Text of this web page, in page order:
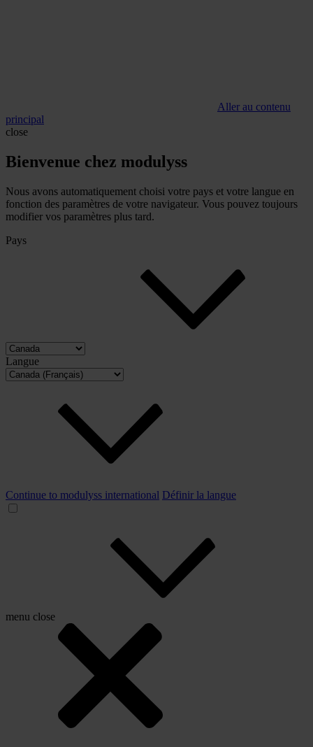
Aller au contenu
principal
close
Bienvenue chez modulyss
Nous avons automatiquement choisi votre pays et votre langue en
fonction des paramètres de votre navigateur. Vous pouvez toujours
modifier vos paramètres plus tard.
Pays
Langue
Continue to modulyss international Définir la langue
menu close